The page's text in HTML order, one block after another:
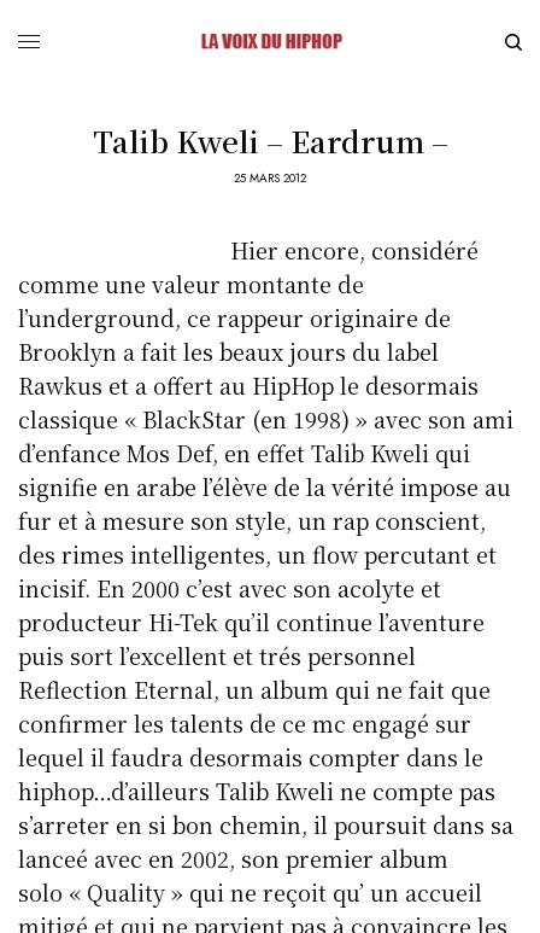
Talib Kweli – Eardrum –
25 MARS 2012
Hier encore, considéré
comme une valeur montante de
l’underground, ce rappeur originaire de
Brooklyn a fait les beaux jours du label
Rawkus et a offert au HipHop le desormais
classique « BlackStar (en 1998) » avec son ami
d’enfance Mos Def, en effet Talib Kweli qui
signifie en arabe l’élève de la vérité impose au
fur et à mesure son style, un rap conscient,
des rimes intelligentes, un flow percutant et
incisif. En 2000 c’est avec son acolyte et
producteur Hi-Tek qu’il continue l’aventure
puis sort l’excellent et trés personnel
Reflection Eternal, un album qui ne fait que
confirmer les talents de ce mc engagé sur
lequel il faudra desormais compter dans le
hiphop…d’ailleurs Talib Kweli ne compte pas
s’arreter en si bon chemin, il poursuit dans sa
lanceé avec en 2002, son premier album
solo « Quality » qui ne reçoit qu’ un accueil
mitigé et qui ne parvient pas à convaincre les